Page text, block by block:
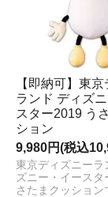
【即納可】東
ランド ディズ
スター2019 う
ション
9,980円(税込
東京ディズニー
ズニー・イースタ
さたまクッション